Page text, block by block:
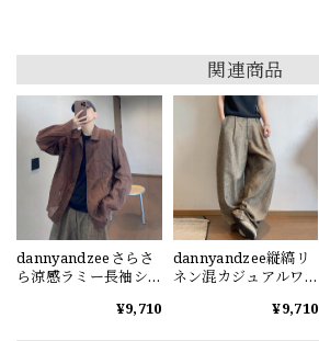
関連商品
dannyandzeeさらさ
ら涼感ラミー長袖シ
¥9,710
dannyandzee縦縞リ
ネン混カジュアルワ
¥9,710